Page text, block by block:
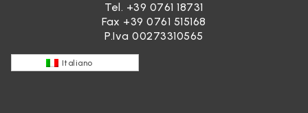
Tel. +39 0761 18731
Fax +39 0761 515168
P.Iva 00273310565
Italiano